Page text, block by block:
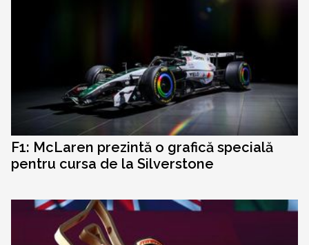
F1: McLaren prezintă o grafică specială
pentru cursa de la Silverstone